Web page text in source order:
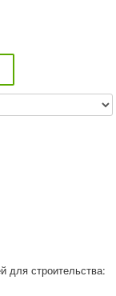
для строительства: